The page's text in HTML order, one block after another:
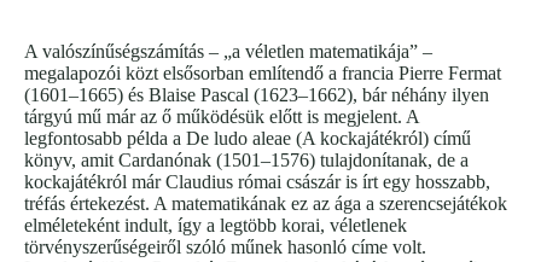
A valószínűségszámítás – „a véletlen matematikája” –
megalapozói közt elsősorban említendő a francia Pierre Fermat
(1601–1665) és Blaise Pascal (1623–1662), bár néhány ilyen
tárgyú mű már az ő működésük előtt is megjelent. A
legfontosabb példa a De ludo aleae (A kockajátékról) című
könyv, amit Cardanónak (1501–1576) tulajdonítanak, de a
kockajátékról már Claudius római császár is írt egy hosszabb,
tréfás értekezést. A matematikának ez az ága a szerencsejátékok
elméleteként indult, így a legtöbb korai, véletlenek
törvényszerűségeiről szóló műnek hasonló címe volt.